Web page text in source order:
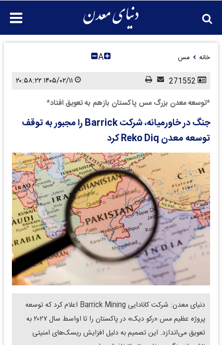
خانه مس A
*توسعه معدن بزرگ مس پاکستان بازهم به تعویق افتاد*
جنگ‌ در خاورمیانه، شرکت Barrick را مجبور به توقف
توسعه‌ معدن Reko Diq کرد
دنیای معدن: شرکت کانادایی Barrick Mining اعلام کرد که توسعه
پروژه عظیم مس «رکو دیک» در پاکستان را تا اواسط سال ۲۰۲۷ به
تعویق می‌اندازد. این تصمیم به دلیل افزایش ریسک‌های امنیتی